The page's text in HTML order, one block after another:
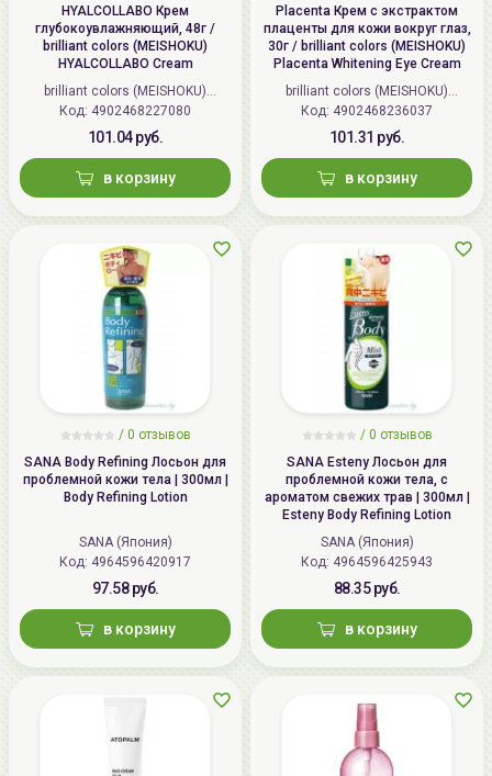
HYALCOLLABO Крем
глубокоувлажняющий, 48г /
brilliant colors (MEISHOKU)
HYALCOLLABO Cream
brilliant colors (MEISHOKU)
(Япония)
Код: 4902468227080
101.04 руб.
в корзину
Placenta Крем с экстрактом
плаценты для кожи вокруг глаз,
30г / brilliant colors (MEISHOKU)
Placenta Whitening Eye Cream
brilliant colors (MEISHOKU)
(Япония)
Код: 4902468236037
101.31 руб.
в корзину
/ 0 отзывов
SANA Body Refining Лосьон для
проблемной кожи тела | 300мл |
Body Refining Lotion
SANA (Япония)
Код: 4964596420917
97.58 руб.
в корзину
/ 0 отзывов
SANA Esteny Лосьон для
проблемной кожи тела, с
ароматом свежих трав | 300мл |
Esteny Body Refining Lotion
SANA (Япония)
Код: 4964596425943
88.35 руб.
в корзину